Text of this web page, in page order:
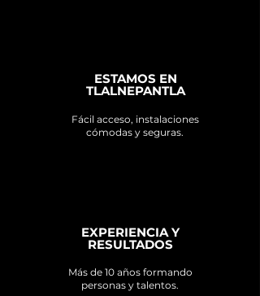
ESTAMOS EN
TLALNEPANTLA
Fácil acceso, instalaciones
cómodas y seguras.
EXPERIENCIA Y
RESULTADOS
Más de 10 años formando
personas y talentos.